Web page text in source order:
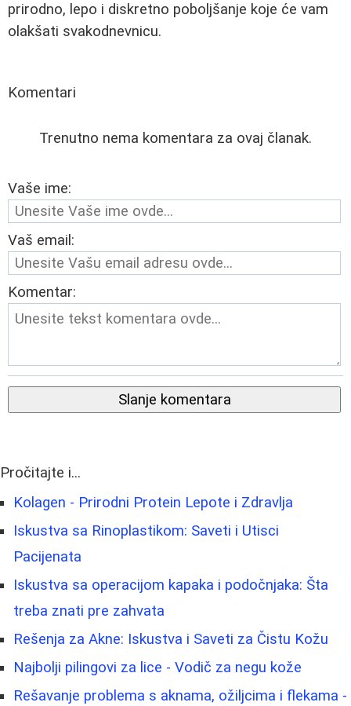
prirodno, lepo i diskretno poboljšanje koje će vam
olakšati svakodnevnicu.
Komentari
Trenutno nema komentara za ovaj članak.
Vaše ime:
Vaš email:
Komentar:
Slanje komentara
Pročitajte i...
Kolagen - Prirodni Protein Lepote i Zdravlja
Iskustva sa Rinoplastikom: Saveti i Utisci
Pacijenata
Iskustva sa operacijom kapaka i podočnjaka: Šta
treba znati pre zahvata
Rešenja za Akne: Iskustva i Saveti za Čistu Kožu
Najbolji pilingovi za lice - Vodič za negu kože
Rešavanje problema s aknama, ožiljcima i flekama -